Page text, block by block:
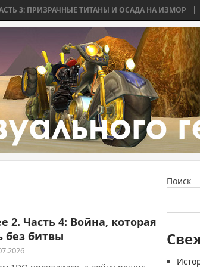
ТИТАНЫ И ОСАДА НА ИЗМОР WORLD
2. Часть 4: Война, которая
без битвы
Поиск